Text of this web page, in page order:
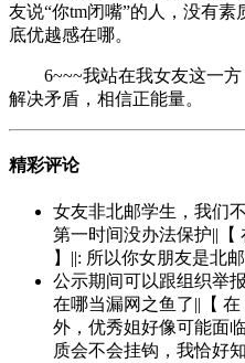
友说“你tm闭嘴”的人，没有
底优越感在哪。
6~~~我站在我女友这一
解决矛盾，相信正能量。
精彩评论
女友非北邮学生，我们
第一时间没办法保护||【
】||: 所以你女朋友是北
公示期间可以跟组织举
在哪当漏网之鱼了||【 在
外，优秀姐好像可能面
质会不会挂钩，我恰好